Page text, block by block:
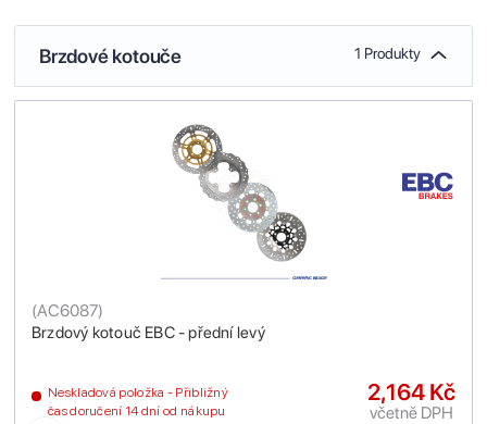
Brzdové kotouče 1 Produkty
Brzdový kotouč EBC - přední levý
(AC6087)
Neskladová položka - Přibližný
čas doručení 14 dní od nákupu
2,164 Kč
včetně DPH